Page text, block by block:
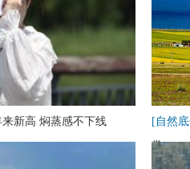
新高 焖蒸感不下线
[自然
卷